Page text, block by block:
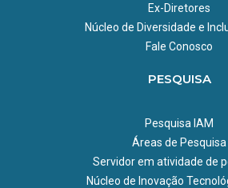
Ex-Diretores
Núcleo de Diversidade e
Fale Conosco
PESQUISA
Pesquisa IAM
Áreas de Pesquisa
Servidor em atividade de
Núcleo de Inovação